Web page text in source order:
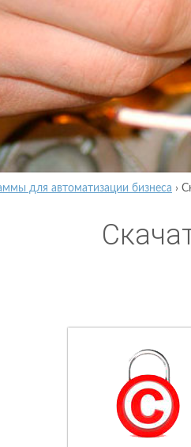
для автоматизации бизнеса ›